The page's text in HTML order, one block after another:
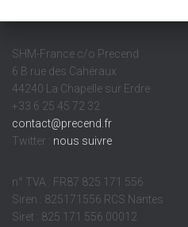
SHM-France c/o Precend
6 B rue des Cahéraux
44240 La Chapelle sur Erdre
+33 6 25 45 72 32
contact@precend.fr
Twitter : nous suivre
n° TVA : FR87 825 171 556
Siren : 825171556 RCS Nantes
Siret : 825 171 556 00012